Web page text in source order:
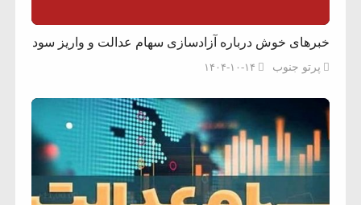
خبرهای خوش درباره آزادسازی سهام عدالت و واریز سود
پرتو جنوب ۱۴۰۴-۱۰-۱۴